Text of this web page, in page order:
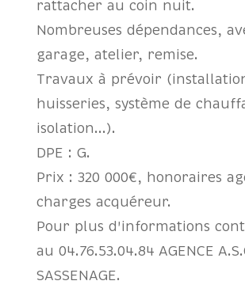
rattacher au coin nuit.
Nombreuses dépendances,
garage, atelier, remise.
Travaux à prévoir
huisseries, système de
isolation...).
DPE : G.
Prix : 320 000€, honoraires
charges acquéreur.
Pour plus d'informations
au 04.76.53.04.84 AGENCE
SASSENAGE.